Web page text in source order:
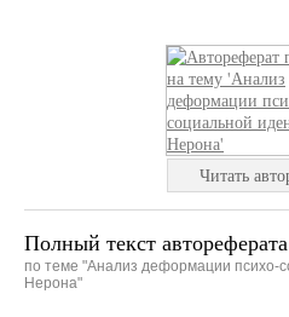
Читать
Полный текст
по теме "Анализ деформации психо-
Нерона"